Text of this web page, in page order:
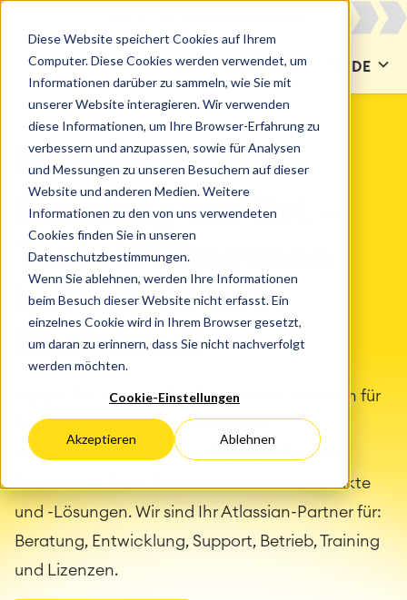
Diese Website speichert Cookies auf Ihrem
Computer. Diese Cookies werden verwendet, um
Informationen darüber zu sammeln, wie Sie mit
unserer Website interagieren. Wir verwenden
diese Informationen, um Ihre Browser-Erfahrung zu
verbessern und anzupassen, sowie für Analysen
und Messungen zu unseren Besuchern auf dieser
Website und anderen Medien. Weitere
Informationen zu den von uns verwendeten
Cookies finden Sie in unseren
Datenschutzbestimmungen.
Wenn Sie ablehnen, werden Ihre Informationen
beim Besuch dieser Website nicht erfasst. Ein
einzelnes Cookie wird in Ihrem Browser gesetzt,
um daran zu erinnern, dass Sie nicht nachverfolgt
werden möchten.
Cookie-Einstellungen
Akzeptieren Ablehnen
KONTAKT DE
CATWORKX DEUTSCHLAND
catworkx in Rheinland
Beratung vor Ort –
Tach, Willkommen
bei catworkx in
Rheinland!
Nutzen Sie Jira und Confluence von Atlassian für
Teams aller Größen und Branchen!
catworkx ist ein Atlassian Platinum Solution
Partner mit 100%-Fokus auf Atlassian-Produkte
und -Lösungen. Wir sind Ihr Atlassian-Partner für:
Beratung, Entwicklung, Support, Betrieb, Training
und Lizenzen.